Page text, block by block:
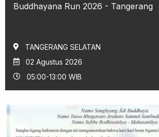
Buddhayana Run 2026 - Tangerang
TANGERANG SELATAN
02 Agustus 2026
05:00-13:00 WIB